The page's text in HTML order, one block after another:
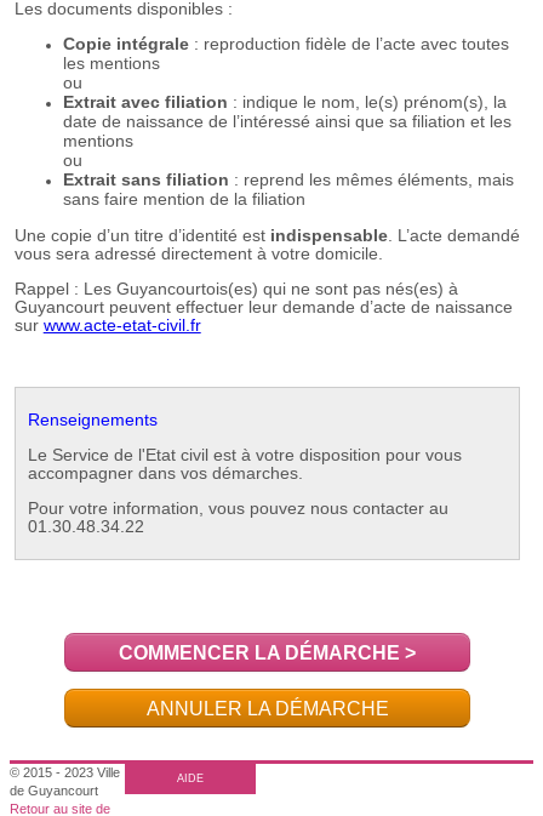
COMMENCER LA DÉMARCHE >
ANNULER LA DÉMARCHE
© 2015 - 2023 Ville
de Guyancourt
Retour au site de
AIDE